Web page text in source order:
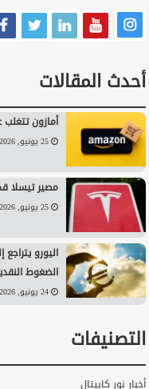
أحدث المقالات
أمازون
25 يونيو, 2026 9:48 م
مصير تيسلا
25 يونيو, 2026 8:11 م
اليورو
الضغوط
24 يونيو, 2026 11:28 م
التصنيفات
أخبار نور كابيتال